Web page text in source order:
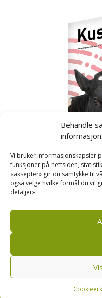
Behandle
Vi bruker informasjonskapsler
funksjoner på nettsiden,
«aksepter» gir du samtykke til
også velge hvilke formål du vil
detaljer».Kusignal
Bondevennen SA, Pb